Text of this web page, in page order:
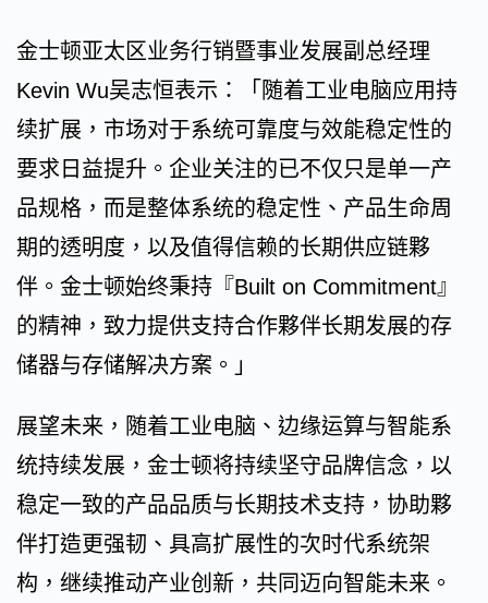
金士顿亚太区业务行销暨事业发展副总经理
Kevin Wu吴志恒表示：「随着工业电脑应用持
续扩展，市场对于系统可靠度与效能稳定性的
要求日益提升。企业关注的已不仅只是单一产
品规格，而是整体系统的稳定性、产品生命周
期的透明度，以及值得信赖的长期供应链夥
伴。金士顿始终秉持『Built on Commitment』
的精神，致力提供支持合作夥伴长期发展的存
储器与存储解决方案。」
展望未来，随着工业电脑、边缘运算与智能系
统持续发展，金士顿将持续坚守品牌信念，以
稳定一致的产品品质与长期技术支持，协助夥
伴打造更强韧、具高扩展性的次时代系统架
构，继续推动产业创新，共同迈向智能未来。